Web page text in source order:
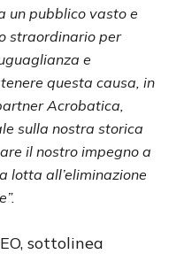
un pubblico vasto e
straordinario per
e
questa causa, in
Acrobatica,
sulla nostra storica
il nostro impegno a
lotta all’eliminazione
sottolinea